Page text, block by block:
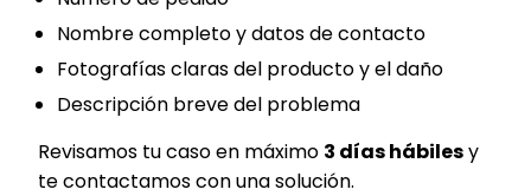
Nombre completo y datos de contacto
Fotografías claras del producto y el daño
Descripción breve del problema
Revisamos tu caso en máximo 3 días hábilesy
te contactamos con una solución.